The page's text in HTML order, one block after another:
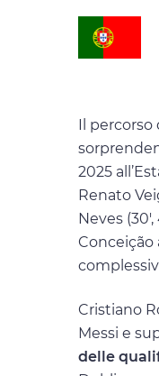
Il
2025
Renato
Neves
Conceição
Cristiano
Messi e
delle